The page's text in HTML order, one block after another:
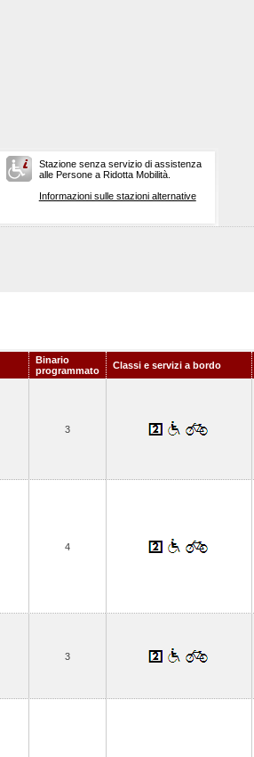
Stazione senza servizio di assistenza
alle Persone a Ridotta Mobilità.
Informazioni sulle stazioni alternative
Binario
programmato
Classi e servizi a bordo
3
4
3